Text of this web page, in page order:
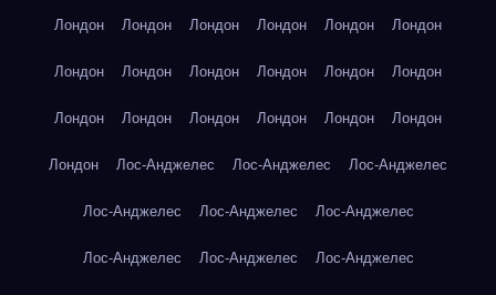
Лондон Лондон Лондон Лондон Лондон Лондон
Лондон Лондон Лондон Лондон Лондон Лондон
Лондон Лондон Лондон Лондон Лондон Лондон
Лондон Лос-Анджелес Лос-Анджелес Лос-Анджелес
Лос-Анджелес Лос-Анджелес Лос-Анджелес
Лос-Анджелес Лос-Анджелес Лос-Анджелес